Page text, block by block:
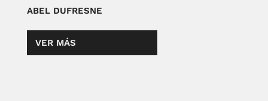
ABEL DUFRESNE
VER MÁS